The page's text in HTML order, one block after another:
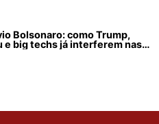
Bolsonaro: como Trump,
e big techs já interferem nas